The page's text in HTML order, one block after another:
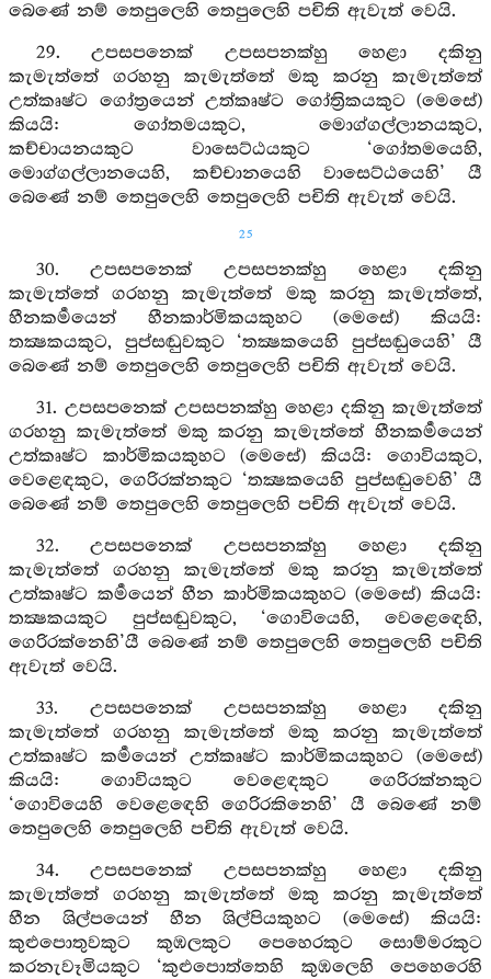
බෙණේ නම් තෙපුලෙහි තෙපුලෙහි පචිති ඇවැත් වෙයි.
29. උපසපනෙක් උපසපනක්හු හෙළා දකිනු
කැමැත්තේ ගරහනු කැමැත්තේ මකු කරනු කැමැත්තේ
උත්කෘෂ්ට ගෝත්‍රයෙන් උත්කෘෂ්ට ගෝත්‍රිකයකුට (මෙසේ)
කියයි: ගෝතමයකුට, මොග්ගල්ලානයකුට,
කච්චායනයකුට වාසෙට්ඨයකුට ‘ගෝතමයෙහි,
මොග්ගල්ලානයෙහි, කච්චානයෙහි වාසෙට්ඨයෙහි’ යී
බෙණේ නම් තෙපුලෙහි තෙපුලෙහි පචිති ඇවැත් වෙයි.
25
30. උපසපනෙක් උපසපනක්හු හෙළා දකිනු
කැමැත්තේ ගරහනු කැමැත්තේ මකු කරනු කැමැත්තේ,
හීනකර්‍මයෙන් හීනකාර්මිකයකුහට (මෙසේ) කියයි:
තක්‍ෂකයකුට, පුප්සඬුවකුට ‘තක්‍ෂකයෙහි පුප්සඬුයෙහි’ යී
බෙණේ නම් තෙපුලෙහි තෙපුලෙහි පචිති ඇවැත් වෙයි.
31. උපසපනෙක් උපසපනක්හු හෙළා දකිනු කැමැත්තේ
ගරහනු කැමැත්තේ මකු කරනු කැමැත්තේ හීනකර්‍මයෙන්
උත්කෘෂ්ට කාර්මිකයකුහට (මෙසේ) කියයි: ගොවියකුට,
වෙළෙඳකුට, ගෙරිරක්නකුට ‘තක්‍ෂකයෙහි පුප්සඬුවෙහි’ යී
බෙණේ නම් තෙපුලෙහි තෙපුලෙහි පචිති ඇවැත් වෙයි.
32. උපසපනෙක් උපසපනක්හු හෙළා දකිනු
කැමැත්තේ ගරහනු කැමැත්තේ මකු කරනු කැමැත්තේ
උත්කෘෂ්ට කර්‍මයෙන් හීන කාර්මිකයකුහට (මෙසේ) කියයි:
තක්‍ෂකයකුට පුප්සඬුවකුට, ‘ගොවියෙහි, වෙළෙඳෙහි,
ගෙරිරක්නෙහි’යී බෙණේ නම් තෙපුලෙහි තෙපුලෙහි පචිති
ඇවැත් වෙයි.
33. උපසපනෙක් උපසපනක්හු හෙළා දකිනු
කැමැත්තේ ගරහනු කැමැත්තේ මකු කරනු කැමැත්තේ
උත්කෘෂ්ට කර්‍මයෙන් උත්කෘෂ්ට කාර්මිකයකුහට (මෙසේ)
කියයි: ගොවියකුට වෙළෙඳකුට ගෙරිරක්නකුට
‘ගොවියෙහි වෙළෙඳෙහි ගෙරිරකිනෙහි’ යී බෙණේ නම්
තෙපුලෙහි තෙපුලෙහි පචිති ඇවැත් වෙයි.
34. උපසපනෙක් උපසපනක්හු හෙළා දකිනු
කැමැත්තේ ගරහනු කැමැත්තේ මකු කරනු කැමැත්තේ
හීන ශිල්පයෙන් හීන ශිල්පියකුහට (මෙසේ) කියයි:
කුළුපොතුවකුට කුඹලකුට පෙහෙරකුට සොම්මරකුට
කරනැවෑමියකුට ‘කුළුපොත්තෙහි කුඹලෙහි පෙහෙරෙහි